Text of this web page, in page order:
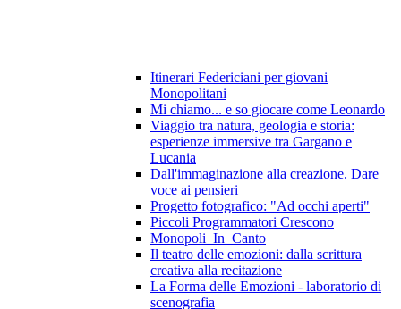
Itinerari Federiciani per giovani
Monopolitani
Mi chiamo... e so giocare come Leonardo
Viaggio tra natura, geologia e storia:
esperienze immersive tra Gargano e
Lucania
Dall'immaginazione alla creazione. Dare
voce ai pensieri
Progetto fotografico: "Ad occhi aperti"
Piccoli Programmatori Crescono
Monopoli_In_Canto
Il teatro delle emozioni: dalla scrittura
creativa alla recitazione
La Forma delle Emozioni - laboratorio di
scenografia